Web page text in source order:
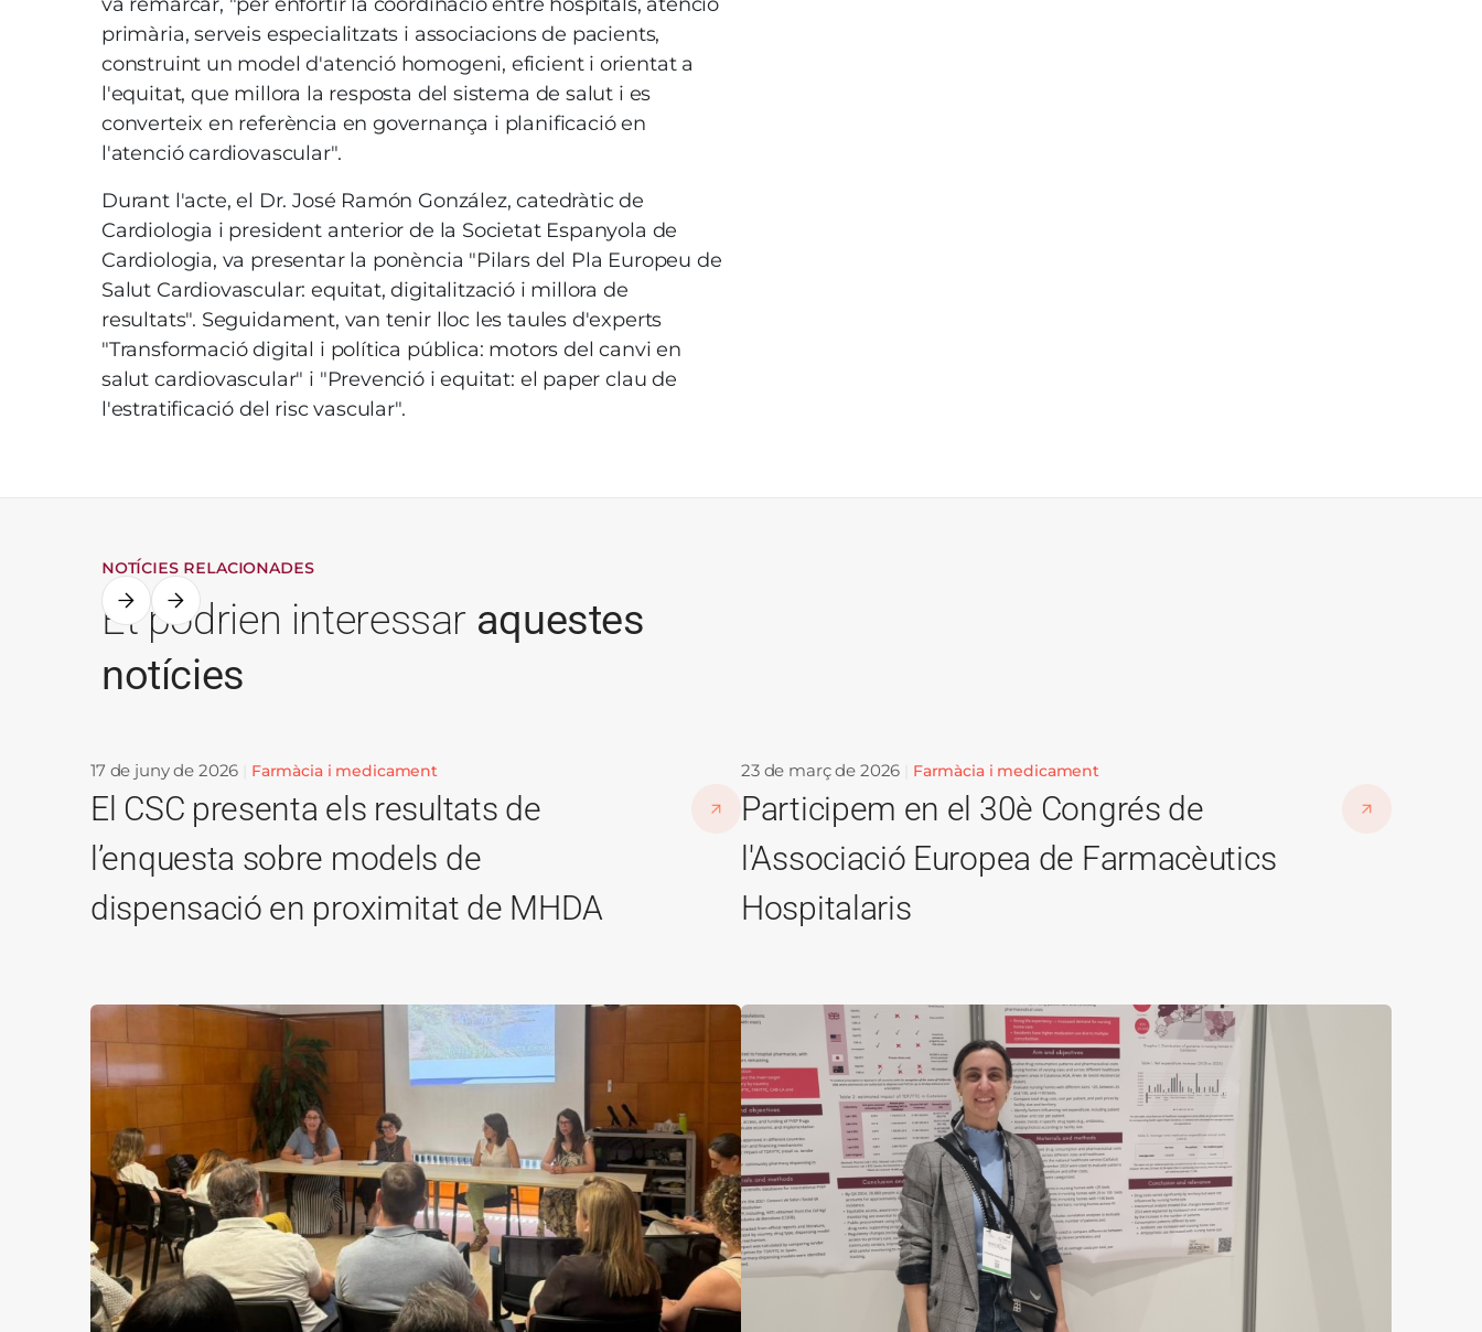
primària, serveis especialitzats i associacions de pacients,
construint un model d'atenció homogeni, eficient i orientat a
l'equitat, que millora la resposta del sistema de salut i es
converteix en referència en governança i planificació en
l'atenció cardiovascular".
Durant l'acte, el Dr. José Ramón González, catedràtic de
Cardiologia i president anterior de la Societat Espanyola de
Cardiologia, va presentar la ponència "Pilars del Pla Europeu de
Salut Cardiovascular: equitat, digitalització i millora de
resultats". Seguidament, van tenir lloc les taules d'experts
"Transformació digital i política pública: motors del canvi en
salut cardiovascular" i "Prevenció i equitat: el paper clau de
l'estratificació del risc vascular".
NOTÍCIES RELACIONADES
Et podrien interessar aquestes
notícies
17 de juny de 2026 Farmàcia i medicament
El CSC presenta els resultats de
l’enquesta sobre models de
dispensació en proximitat de MHDA
Imatge
23 de març de 2026 Farmàcia i medicament
Participem en el 30è Congrés de
l'Associació Europea de Farmacèutics
Hospitalaris
Imatge Imatge